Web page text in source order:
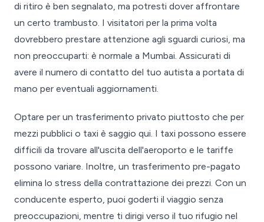
di ritiro è ben segnalato, ma potresti dover affrontare
un certo trambusto. I visitatori per la prima volta
dovrebbero prestare attenzione agli sguardi curiosi, ma
non preoccuparti: è normale a Mumbai. Assicurati di
avere il numero di contatto del tuo autista a portata di
mano per eventuali aggiornamenti.
Optare per un trasferimento privato piuttosto che per
mezzi pubblici o taxi è saggio qui. I taxi possono essere
difficili da trovare all'uscita dell'aeroporto e le tariffe
possono variare. Inoltre, un trasferimento pre-pagato
elimina lo stress della contrattazione dei prezzi. Con un
conducente esperto, puoi goderti il viaggio senza
preoccupazioni, mentre ti dirigi verso il tuo rifugio nel